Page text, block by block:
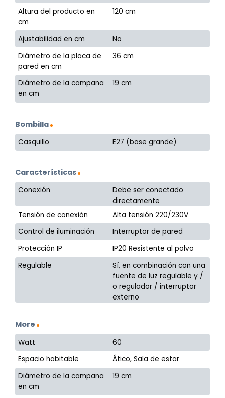
Altura del producto en
cm
120 cm
Ajustabilidad en cm
No
Diámetro de la placa de
pared en cm
36 cm
Diámetro de la campana
en cm
19 cm
Bombilla
Casquillo E27 (base grande)
Características
Conexión
Debe ser conectado
directamente
Tensión de conexión
Alta tensión 220/230V
Control de iluminación
Interruptor de pared
Protección IP
IP20 Resistente al polvo
Regulable
Sí, en combinación con una
fuente de luz regulable y /
o regulador / interruptor
externo
More
Watt
60
Espacio habitable
Ático, Sala de estar
Diámetro de la campana
en cm
19 cm